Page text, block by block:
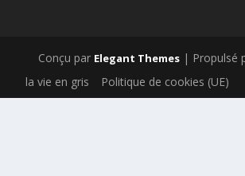
Conçu par Elegant Themes| Propulsé
la vie en gris Politique de cookies (UE)